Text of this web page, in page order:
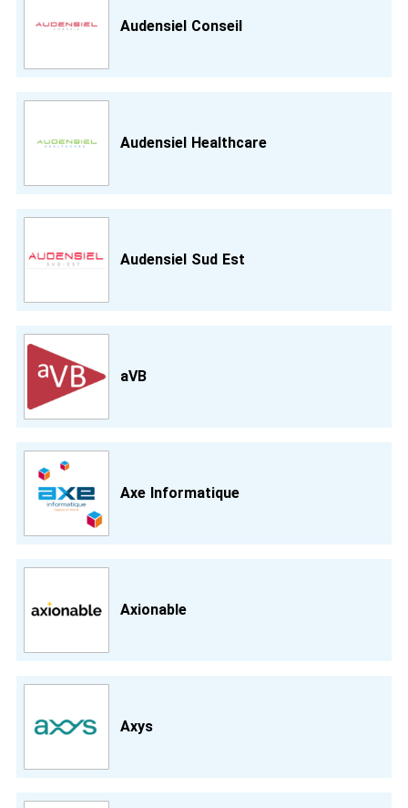
Audensiel Conseil
Audensiel Healthcare
Audensiel Sud Est
aVB
Axe Informatique
Axionable
Axys